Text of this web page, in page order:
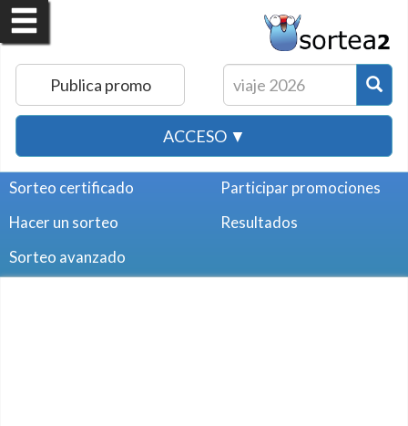
Publica promo
ACCESO ▼
Sorteo certificado
Hacer un sorteo
Sorteo avanzado
Participar promociones
Resultados